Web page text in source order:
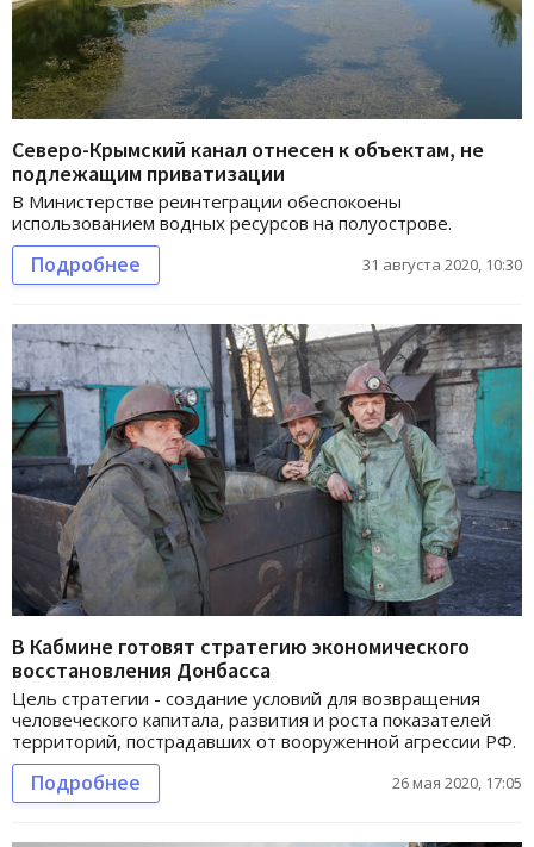
Северо-Крымский канал отнесен к объектам, не
подлежащим приватизации
В Министерстве реинтеграции обеспокоены
использованием водных ресурсов на полуострове.
Подробнее 31 августа 2020, 10:30
В Кабмине готовят стратегию экономического
восстановления Донбасса
Цель стратегии - создание условий для возвращения
человеческого капитала, развития и роста показателей
территорий, пострадавших от вооруженной агрессии РФ.
Подробнее 26 мая 2020, 17:05